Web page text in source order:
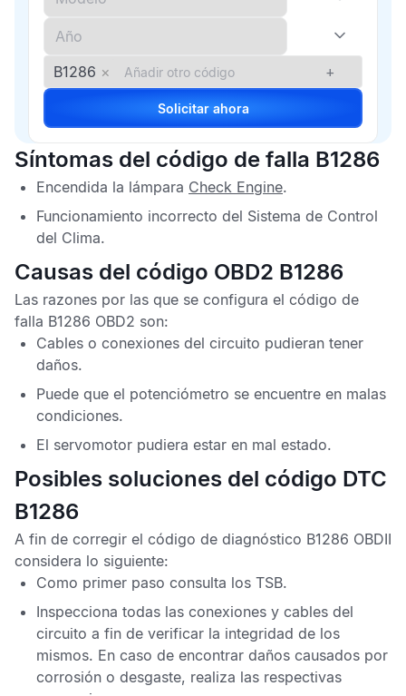
B1286 × +
Solicitar ahora
Síntomas del código de falla B1286
Encendida la lámpara Check Engine.
Funcionamiento incorrecto del Sistema de Control
del Clima.
Causas del código OBD2 B1286
Las razones por las que se configura el código de
falla B1286 OBD2 son:
Cables o conexiones del circuito pudieran tener
daños.
Puede que el potenciómetro se encuentre en malas
condiciones.
El servomotor pudiera estar en mal estado.
Posibles soluciones del código DTC
B1286
A fin de corregir el código de diagnóstico B1286 OBDII
considera lo siguiente:
Como primer paso consulta los TSB.
Inspecciona todas las conexiones y cables del
circuito a fin de verificar la integridad de los
mismos. En caso de encontrar daños causados por
corrosión o desgaste, realiza las respectivas